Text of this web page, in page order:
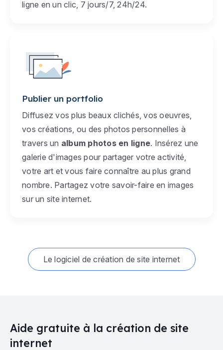
ligne en un clic, 7 jours/7, 24h/24.
Publier un portfolio
Diffusez vos plus beaux clichés, vos oeuvres,
vos créations, ou des photos personnelles à
travers un album photos en ligne. Insérez une
galerie d'images pour partager votre activité,
votre art et vous faire connaître au plus grand
nombre. Partagez votre savoir-faire en images
sur un site internet.
Le logiciel de création de site internet
Aide gratuite à la création de site
internet